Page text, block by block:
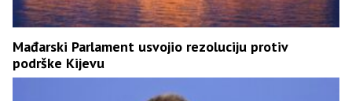
Mađarski Parlament usvojio rezoluciju protiv
podrške Kijevu